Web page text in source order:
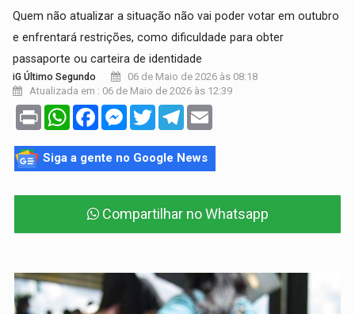
Quem não atualizar a situação não vai poder votar em outubro
e enfrentará restrições, como dificuldade para obter
passaporte ou carteira de identidade
iG Último Segundo
06 de Maio de 2026 às 08:18
Atualizada em : 06 de Maio de 2026 às 12:39
Print WhatsAppFacebookMessenger
TwitterTelegram
Siga a gente no Google News
Compartilhar no Whatsapp